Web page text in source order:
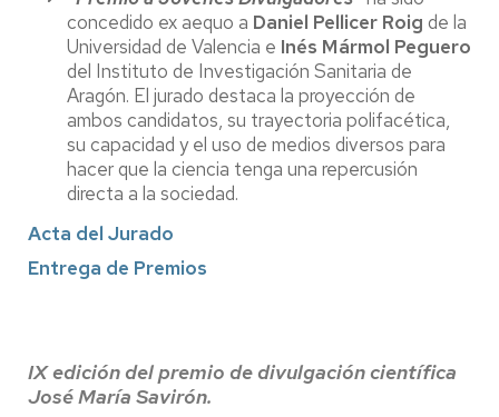
concedido ex aequo a Daniel Pellicer Roig de la
Universidad de Valencia e Inés Mármol Peguero
del Instituto de Investigación Sanitaria de
Aragón. El jurado destaca la proyección de
ambos candidatos, su trayectoria polifacética,
su capacidad y el uso de medios diversos para
hacer que la ciencia tenga una repercusión
directa a la sociedad.
Acta del Jurado
Entrega de Premios
IX edición del premio de divulgación científica
José María Savirón.